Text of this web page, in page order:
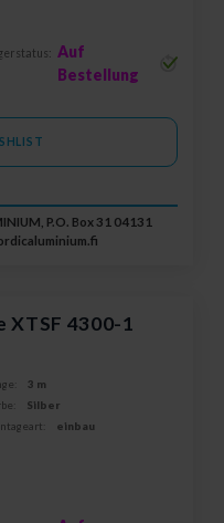
Auf
Bestellung
P.O. Box 31 04131
XTSF 4300-1
3 m
Silber
einbau